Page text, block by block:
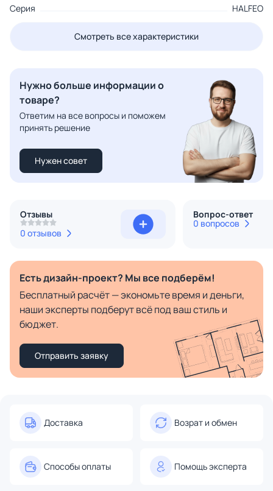
Серия
HALFEO
Смотреть все характеристики
Нужно больше информации о
товаре?
Ответим на все вопросы и поможем
принять решение
Нужен совет
Отзывы
0 отзывов
Вопрос-ответ
0 вопросов
Есть дизайн-проект? Мы все подберём!
Бесплатный расчёт — экономьте время и деньги,
наши эксперты подберут всё под ваш стиль и
бюджет.
Отправить заявку
Доставка Возрат и обмен
Способы оплаты Помощь эксперта